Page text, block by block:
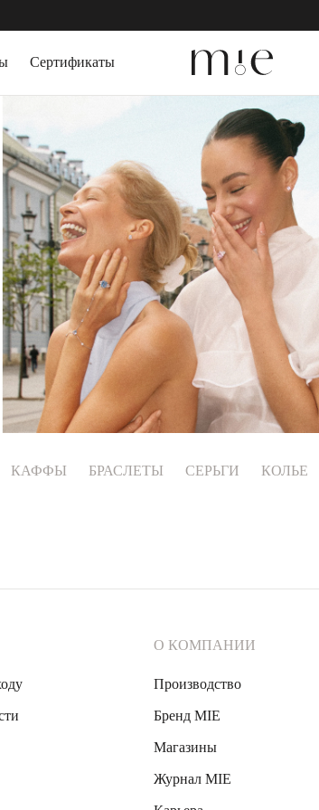
Серьги пусеты
Серьги кольца
Серьги трансформеры
КАФФЫ
ПИРСИНГ
БРАСЛЕТЫ
Жесткие браслеты
Слейв-браслеты
Браслеты на ногу
Сертификаты
КАФФЫ БРАСЛЕТЫ СЕРЬГИ КОЛЬЕ
О КОМПАНИИ
Производство
Бренд MIE
Магазины
Журнал MIE